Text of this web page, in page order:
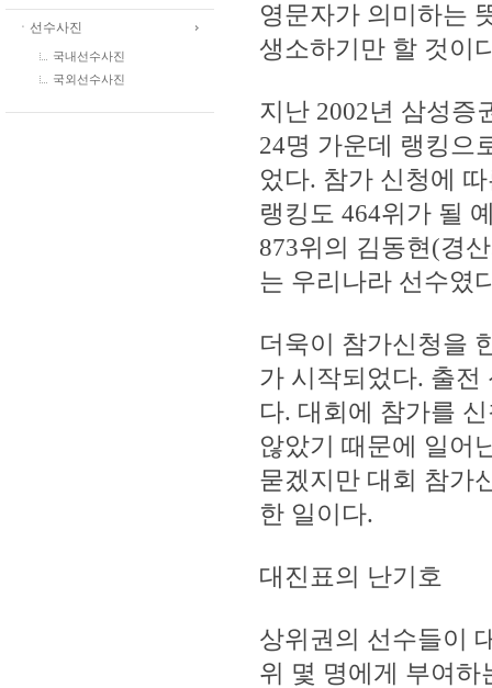
ㆍ선수사진
국내선수사진
국외선수사진
영문자가 의미하는
생소하기만 할 것이
지난 2002년 삼성증
24명 가운데 랭킹으
었다. 참가 신청에
랭킹도 464위가 될
873위의 김동현(경
는 우리나라 선수였
더욱이 참가신청을
가 시작되었다. 출전
다. 대회에 참가를
않았기 때문에 일어
묻겠지만 대회 참가
한 일이다.
대진표의 난기호
상위권의 선수들이
위 몇 명에게 부여하